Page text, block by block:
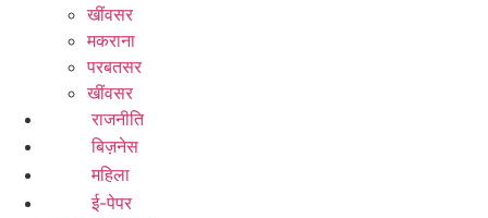
खींवसर
मकराना
परबतसर
खींवसर
राजनीति
बिज़नेस
महिला
ई-पेपर